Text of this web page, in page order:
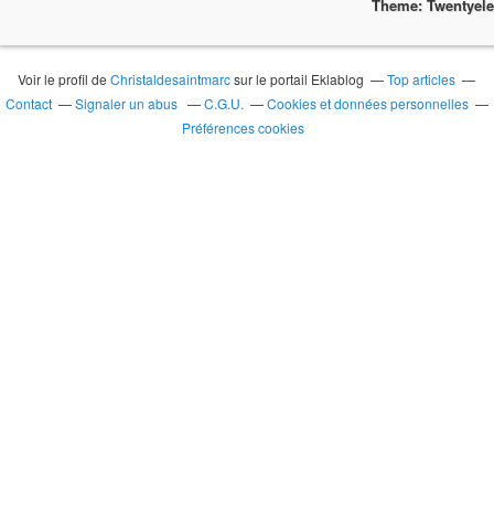
Theme:
Voir le profil deChristaldesaintmarcsur le portail Eklablog
Top articles
Contact
Signaler un abus C.G.U.
Cookies et données personnelles
Préférences cookies